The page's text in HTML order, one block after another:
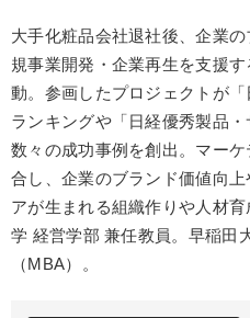
大手化粧品会社退社後、企業
規事業開発・企業再生を支援
動。参画したプロジェクトが
ランキングや「日経優秀製品・
数々の成功事例を創出。マー
合し、企業のブランド価値向
アが生まれる組織作りや人材
学 経営学部 兼任教員。早稲田
（MBA）。